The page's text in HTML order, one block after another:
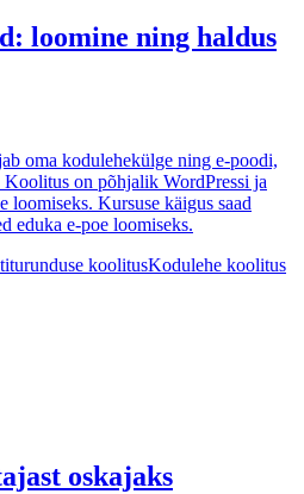
loomine ning haldus
oma kodulehekülge ning e-poodi,
on põhjalik WordPressi ja
loomiseks. Kursuse käigus saad
eduka e-poe loomiseks.
koolitusKodulehe koolitus
oskajaks